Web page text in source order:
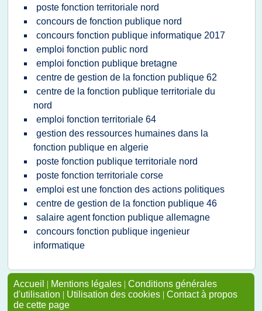
poste fonction territoriale nord
concours de fonction publique nord
concours fonction publique informatique 2017
emploi fonction public nord
emploi fonction publique bretagne
centre de gestion de la fonction publique 62
centre de la fonction publique territoriale du
nord
emploi fonction territoriale 64
gestion des ressources humaines dans la
fonction publique en algerie
poste fonction publique territoriale nord
poste fonction territoriale corse
emploi est une fonction des actions politiques
centre de gestion de la fonction publique 46
salaire agent fonction publique allemagne
concours fonction publique ingenieur
informatique
Accueil | Mentions légales | Conditions générales
d'utilisation | Utilisation des cookies | Contact à propos
de cette page